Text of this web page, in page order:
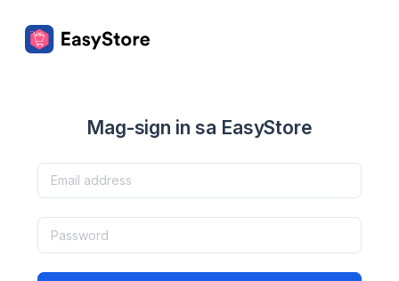
Mag-sign in sa EasyStore